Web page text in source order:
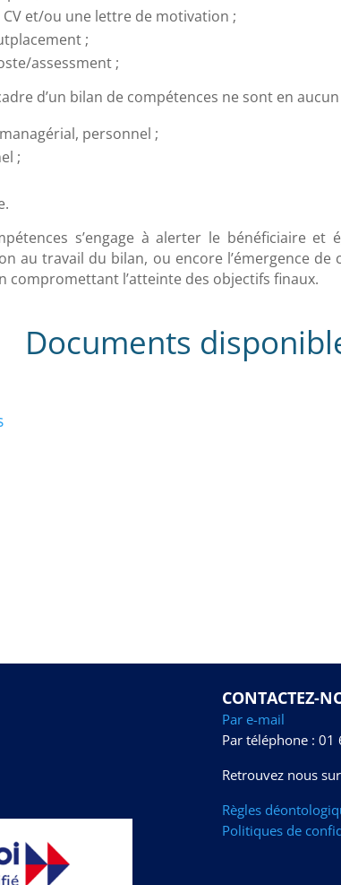
CV et/ou une lettre de motivation ;
;
assessment ;
d’un bilan de compétences ne sont en aucun
personnel ;
;
s’engage à alerter le bénéficiaire et
au travail du bilan, ou encore l’émergence
compromettant l’atteinte des objectifs finaux.
Documents
CONTACTEZ-
Par e-mail
Par téléphone : 01
Retrouvez nous sur
Règles
Politiques de